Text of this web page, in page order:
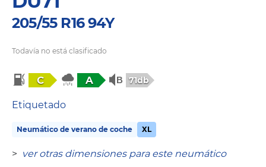
205/55 R16 94Y
Todavía no está clasificado
C A 71db
Etiquetado
Neumático de verano de coche XL
> ver otras dimensiones para este neumático